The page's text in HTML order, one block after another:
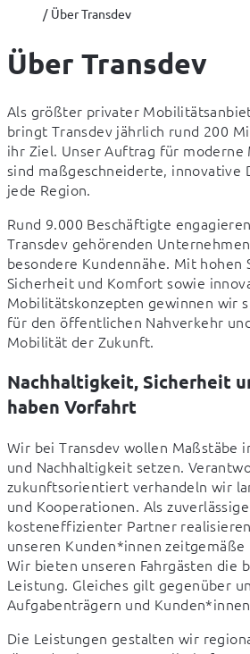
Über Transdev
Über Transdev
Als größter privater
bringt Transdev jährlich rund 200
ihr Ziel. Unser Auftrag für moderne
sind maßgeschneiderte, innovative
jede Region.
Rund 9.000 Beschäftigte
Transdev gehörenden
besondere Kundennähe. Mit hohen
Sicherheit und Komfort sowie
Mobilitätskonzepten gewinnen wir
für den öffentlichen Nahverkehr
Mobilität der Zukunft.
Nachhaltigkeit, Sicherheit
haben Vorfahrt
Wir bei Transdev wollen Maßstäbe
und Nachhaltigkeit setzen.
zukunftsorientiert verhandeln wir
und Kooperationen. Als
kosteneffizienter Partner
unseren Kunden*innen
Wir bieten unseren Fahrgästen die
Leistung. Gleiches gilt gegenüber
Die Leistungen gestalten wir